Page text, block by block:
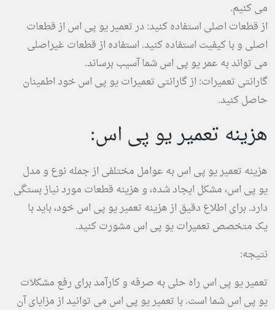
می کنیم.
از قطعات اصلی استفاده کنید: در تعمیر یو پی اس از قطعات
اصلی و با کیفیت استفاده کنید. استفاده از قطعات غیراصلی
می تواند به عمر یو پی اس شما آسیب برساند.
گارانتی تعمیرات: از گارانتی تعمیرات یو پی اس خود اطمینان
حاصل کنید.
هزینه تعمیر یو پی اس:
هزینه تعمیر یو پی اس به عوامل مختلفی از جمله نوع و مدل
یو پی اس، مشکل ایجاد شده، و هزینه قطعات مورد نیاز بستگی
دارد. برای اطلاع دقیق از هزینه تعمیر یو پی اس خود، باید با
یک متخصص تعمیرات یو پی اس مشورت کنید.
نتیجه:
تعمیر یو پی اس راه حلی به صرفه و کارآمد برای رفع مشکلات
یو پی اس شما است. با تعمیر یو پی اس می توانید از مزایای آن